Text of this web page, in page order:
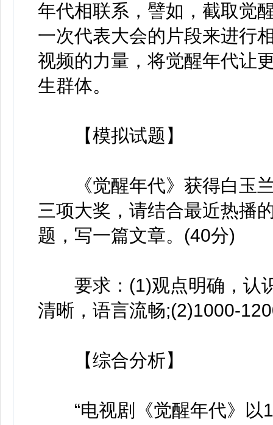
年代相联系，譬如，截取觉
一次代表大会的片段来进行
视频的力量，将觉醒年代让
生群体。
【模拟试题】
《觉醒年代》获得白玉兰
三项大奖，请结合最近热播
题，写一篇文章。(40分)
要求：(1)观点明确，认
清晰，语言流畅;(2)1000-
【综合分析】
“电视剧《觉醒年代》以